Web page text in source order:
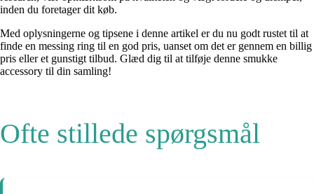
inden du foretager dit køb.
Med oplysningerne og tipsene i denne artikel er du nu godt rustet til at
finde en messing ring til en god pris, uanset om det er gennem en billig
pris eller et gunstigt tilbud. Glæd dig til at tilføje denne smukke
accessory til din samling!
Ofte stillede spørgsmål